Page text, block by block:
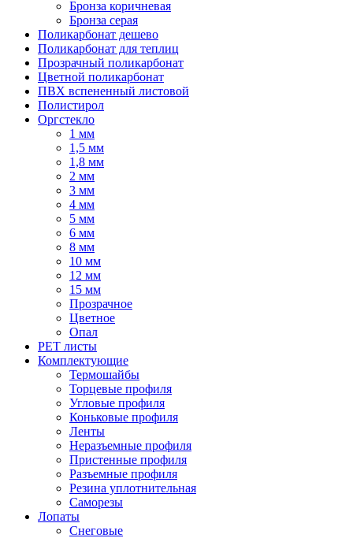
Бронза коричневая
Бронза серая
Поликарбонат дешево
Поликарбонат для теплиц
Прозрачный поликарбонат
Цветной поликарбонат
ПВХ вспененный листовой
Полистирол
Оргстекло
1 мм
1,5 мм
1,8 мм
2 мм
3 мм
4 мм
5 мм
6 мм
8 мм
10 мм
12 мм
15 мм
Прозрачное
Цветное
Опал
PET листы
Комплектующие
Термошайбы
Торцевые профиля
Угловые профиля
Коньковые профиля
Ленты
Неразъемные профиля
Пристенные профиля
Разъемные профиля
Резина уплотнительная
Саморезы
Лопаты
Снеговые